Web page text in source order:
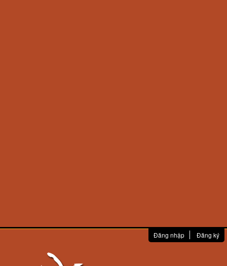
Đăng nhập Đăng ký